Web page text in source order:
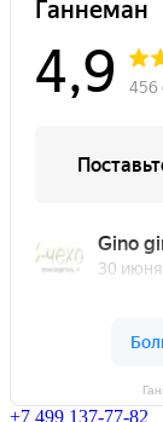
+7 499 137-77-82